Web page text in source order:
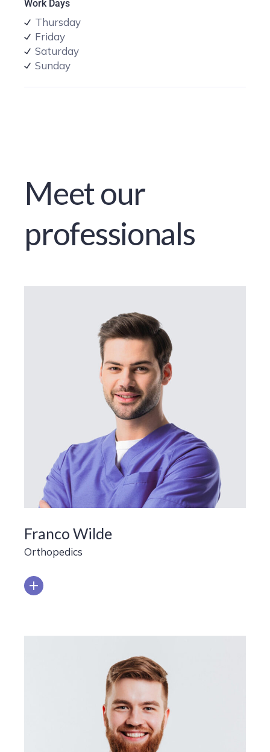
Work Days
Thursday
Friday
Saturday
Sunday
Meet our
professionals
Franco Wilde
Orthopedics